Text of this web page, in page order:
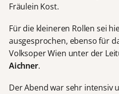
Fräulein Kost.
Für die kleineren Rollen sei
ausgesprochen, ebenso für
Volksoper Wien unter der
Aichner.
Der Abend war sehr intensiv